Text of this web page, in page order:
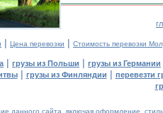
| Цена перевозки | Стоимость перевозки
| грузы из Польши | грузы из Германии
| грузы из Финляндии | перевезти
данного сайта, включая оформление,